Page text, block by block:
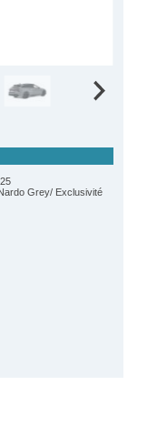
Grey/ Exclusivité